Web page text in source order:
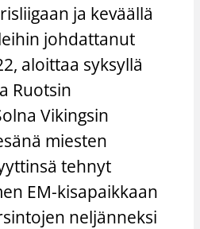
ja keväällä
johdattanut
aloittaa syksyllä
Ruotsin
Vikingsin
miesten
tehnyt
EM-kisapaikkaan
neljänneksi